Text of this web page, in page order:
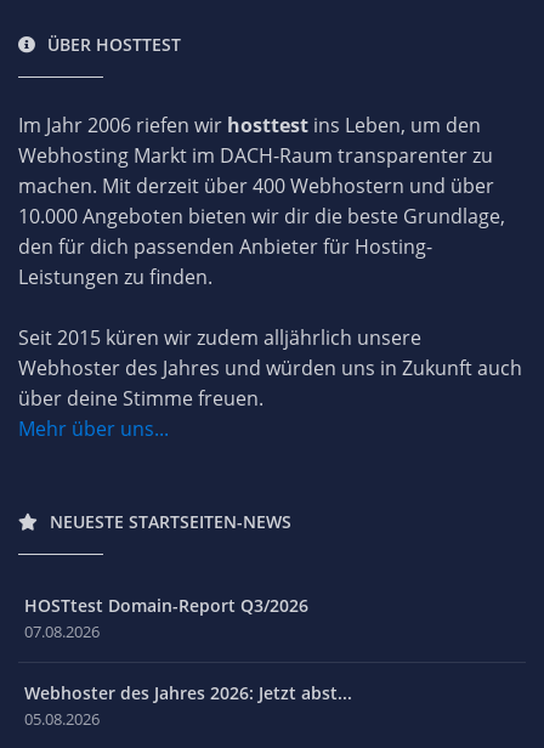
ÜBER HOSTTEST
Im Jahr 2006 riefen wir hosttest ins Leben, um den
Webhosting Markt im DACH-Raum transparenter zu
machen. Mit derzeit über 400 Webhostern und über
10.000 Angeboten bieten wir dir die beste Grundlage,
den für dich passenden Anbieter für Hosting-
Leistungen zu finden.
Seit 2015 küren wir zudem alljährlich unsere
Webhoster des Jahres und würden uns in Zukunft auch
über deine Stimme freuen.
Mehr über uns...
NEUESTE STARTSEITEN-NEWS
HOSTtest Domain-Report Q3/2026
07.08.2026
Webhoster des Jahres 2026: Jetzt abst...
05.08.2026